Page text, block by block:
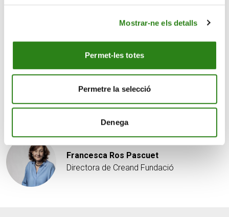
Mostrar-ne els detalls
Permet-les totes
Permetre la selecció
Denega
apropen. Teixint les seves històries. Resseguint el fil que
Per això, en Leo, la Remei, en Lluís i l’Olga us seran ben
familiars en les pròximes setmanes.Persones com tu!
Article publicat al Diari d’Andorra, 11.03.26
Francesca Ros Pascuet
Directora de Creand Fundació